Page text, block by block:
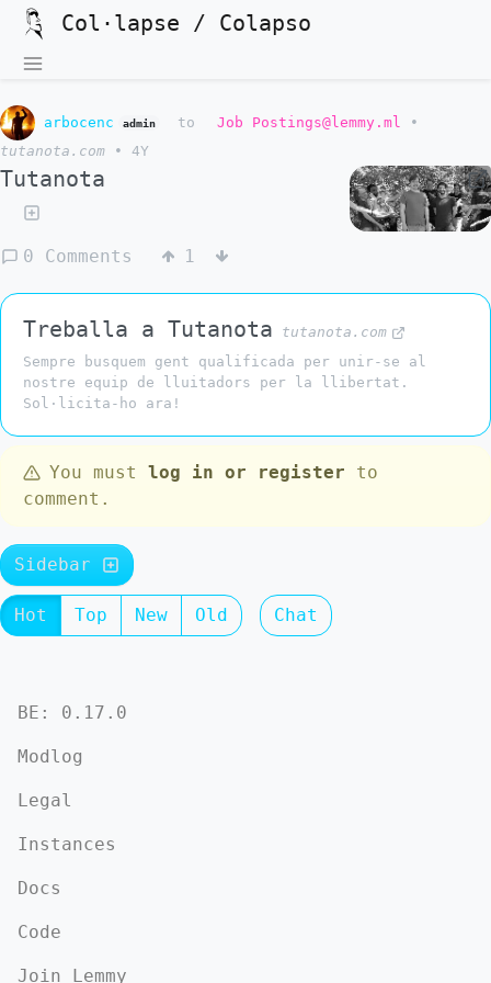
Col·lapse / Colapso
arbocenc admin to Job Postings@lemmy.ml
•
tutanota.com
• 4Y
Tutanota
0 Comments 1
Treballa a Tutanota
tutanota.com
Sempre busquem gent qualificada per unir-se al
nostre equip de lluitadors per la llibertat.
Sol·licita-ho ara!
You must log in or register to
comment.
Sidebar
Hot Top New Old Chat
BE: 0.17.0
Modlog
Legal
Instances
Docs
Code
Join Lemmy